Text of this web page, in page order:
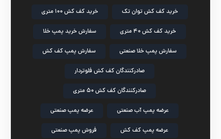
خرید کف کش توان تک خرید کف کش ۱۰۰ متری
خرید کف کش ۴۰ متری سفارش خرید پمپ خلا
سفارش پمپ خلا صنعتی سفارش پمپ کف کش
صادرکنندگان کف کش فلوتردار
صادرکنندگان کف کش ۵۰ متری
عرضه پمپ آب صنعتی عرضه پمپ صنعتی
عرضه پمپ کف کش فروش پمپ صنعتی